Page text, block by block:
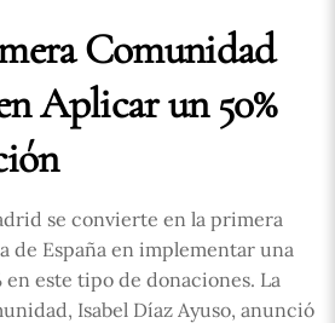
Comunidad
Aplicar un 50%
se convierte en la primera
de España en implementar una
este tipo de donaciones. La
Isabel Díaz Ayuso, anunció